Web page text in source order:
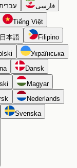
فارسی
Tiếng Việt
日本語 Filipino
Українська
Dansk
Magyar
Nederlands
Svenska